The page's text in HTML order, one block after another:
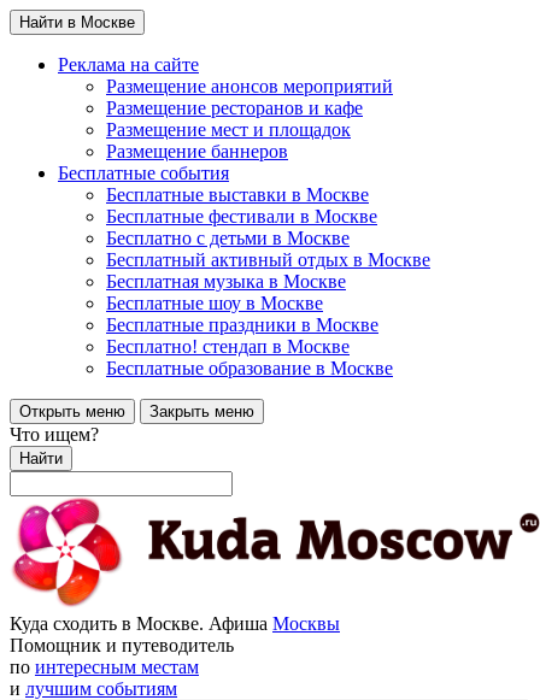
Найти в Москве
Реклама на сайте
Размещение анонсов мероприятий
Размещение ресторанов и кафе
Размещение мест и площадок
Размещение баннеров
Бесплатные события
Бесплатные выставки в Москве
Бесплатные фестивали в Москве
Бесплатно с детьми в Москве
Бесплатный активный отдых в Москве
Бесплатная музыка в Москве
Бесплатные шоу в Москве
Бесплатные праздники в Москве
Бесплатно! стендап в Москве
Бесплатные образование в Москве
Открыть меню Закрыть меню
Что ищем?
Найти
Куда сходить в Москве. Афиша Москвы
Помощник и путеводитель
по интересным местам
и лучшим событиям